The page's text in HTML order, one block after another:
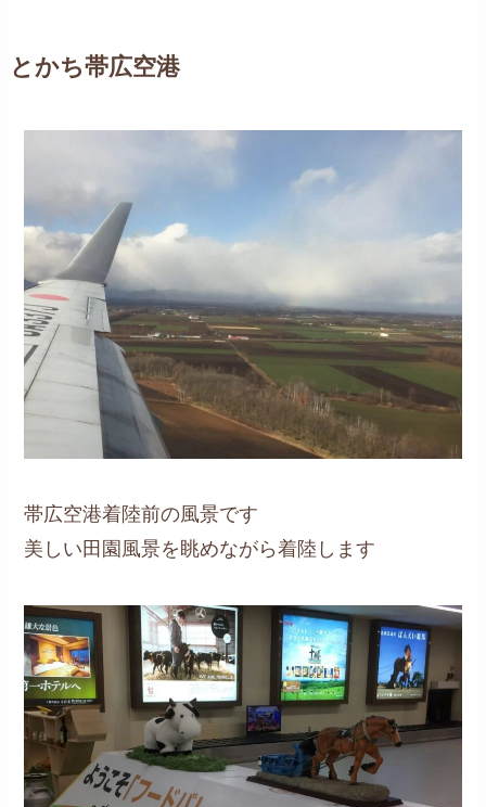
とかち帯広空港
帯広空港着陸前の風景です
美しい田園風景を眺めながら着陸します